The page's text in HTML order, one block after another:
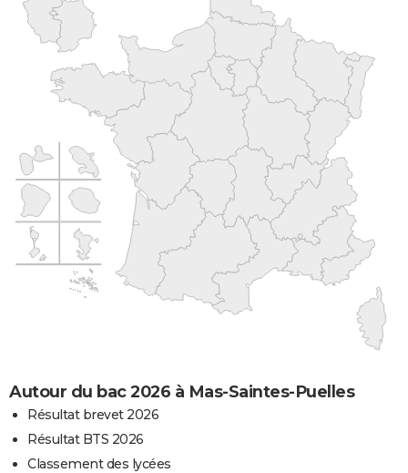
Autour du bac 2026 à Mas-Saintes-Puelles
Résultat brevet 2026
Résultat BTS 2026
Classement des lycées